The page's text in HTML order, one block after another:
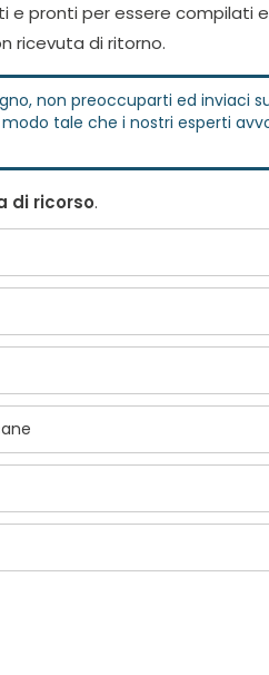
pronti per essere compilati
ricevuta di ritorno.
non preoccuparti ed inviaci
tale che i nostri esperti
di ricorso.